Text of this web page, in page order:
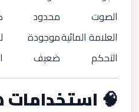
الصوت
محدود
العلامة المائيةموجودة
التحكم
ضعيف
🧠